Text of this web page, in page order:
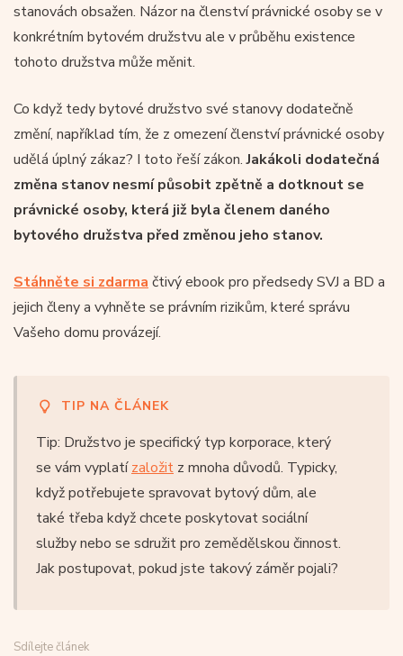
stanovách obsažen. Názor na členství právnické osoby se v
konkrétním bytovém družstvu ale v průběhu existence
tohoto družstva může měnit.
Co když tedy bytové družstvo své stanovy dodatečně
změní, například tím, že z omezení členství právnické osoby
udělá úplný zákaz? I toto řeší zákon.Jakákoli dodatečná
změna stanov nesmí působit zpětně a dotknout se
právnické osoby, která již byla členem daného
bytového družstva před změnou jeho stanov.
Stáhněte si zdarma čtivý ebook pro předsedy SVJ a BD a
jejich členy a vyhněte se právním rizikům, které správu
Vašeho domu provázejí.
TIP NA ČLÁNEK
Tip: Družstvo je specifický typ korporace, který
se vám vyplatízaložit z mnoha důvodů. Typicky,
když potřebujete spravovat bytový dům, ale
také třeba když chcete poskytovat sociální
služby nebo se sdružit pro zemědělskou činnost.
Jak postupovat, pokud jste takový záměr pojali?
Sdílejte článek